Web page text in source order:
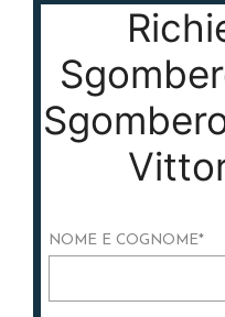
NOME E COGNOME*